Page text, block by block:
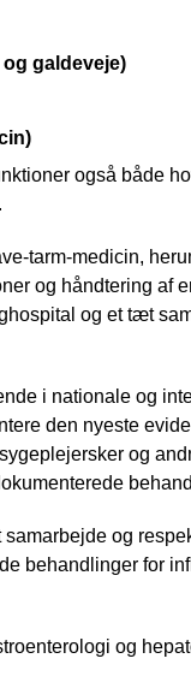
galdeveje)
også både
tarm-medicin,
og håndtering af
og et tæt
i nationale og
den nyeste
og
og
behandlinger for
og